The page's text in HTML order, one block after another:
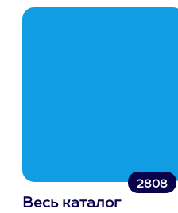
2808
Весь каталог